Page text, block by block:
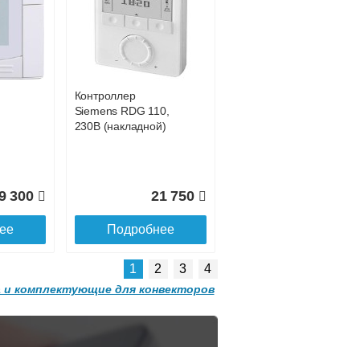
681 42 755
Подробнее
ITT.080.200.1200 с
GRILL.SGW-20-
1200 орех
Подробнее
Конвектор
300
Контроллер
Siemens RDG 110,
230В (накладной)
21 750
Подробнее
1 2 3 4
комплектующие для конвекторов